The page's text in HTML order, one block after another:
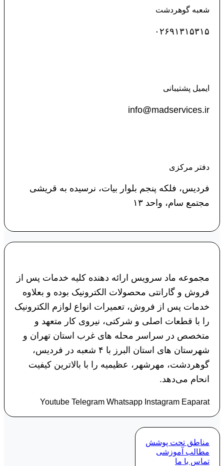
شعبه گوهردشت
۰۲۶۹۱۳۱۵۳۱۵
ایمیل پشتیبانی
info@madservices.ir
دفتر مرکزی
فردیس، فلکه پنجم بلوار بیات، نرسیده به قریشی
مجتمع سام، واحد ۱۳
مجموعه ماد سرویس ارائه دهنده کلیه خدمات پس از
فروش و گارانتی محصولات الکترونیک بوده و بعلاوه
خدمات پس از فروش، تعمیرات انواع لوازم الکترونیک
را با قطعات اصلی و شرکتی، نیروی کار متعهد و
متخصص در سراسر محله های غرب استان تهران و
شهرستان های استان البرز با ۴ شعبه در فردیس،
گوهردشت، مهرشهر، عظیمیه را با بالاترین کیفیت
انحام می‌دهد.
Youtube Telegram Whatsapp Instagram Eaparat
مناطق تحت پوشش
مطالب آموزشی
تماس با ما